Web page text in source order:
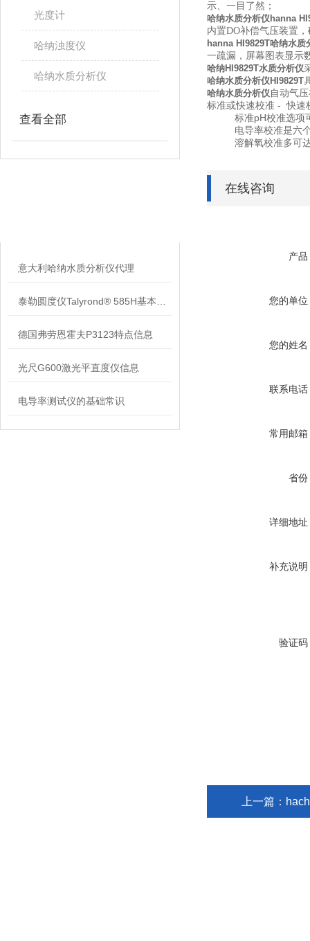
光度计
哈纳浊度仪
哈纳水质分析仪
查看全部
意大利哈纳水质分析仪代理
德国弗劳恩霍夫P3123特点信息
光尺G600激光平直度仪信息
电导率测试仪的基础常识
示、一目了然；
哈纳水质分析仪hanna
内置DO补偿气压装置
hanna HI9829T哈纳水质
一疏漏，屏幕图表显示
哈纳HI9829T水质分析仪
哈纳水质分析仪HI9829T
哈纳水质分析仪自动气
标准或快速校准 - 快速
标准pH校准选项可
电导率校准是六个
溶解氧校准多可达
在线咨询
产品
您的单位
您的姓名
联系电话
常用邮箱
省份
详细地址
补充说明
验证码
上一篇：